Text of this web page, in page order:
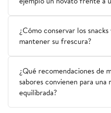
¿Cómo conservar los
mantener su frescura?
¿Qué recomendaciones de
sabores convienen para una
equilibrada?